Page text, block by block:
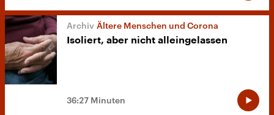
Ältere Menschen und Corona
Isoliert, aber nicht alleingelassen
36:27 Minuten